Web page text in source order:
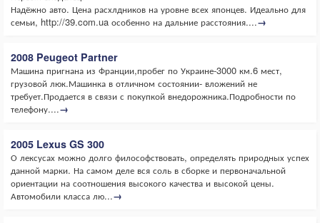
Надёжно авто. Цена расхлдников на уровне всех японцев. Идеально для
семьи, http://39.com.ua особенно на дальние расстояния....→
2008 Peugeot Partner
Машина пригнана из Франции,пробег по Украине-3000 км.6 мест,
грузовой люк.Машинка в отличном состоянии- вложений не
требует.Продается в связи с покупкой внедорожника.Подробности по
телефону....→
2005 Lexus GS 300
О лексусах можно долго философствовать, определять природных успех
данной марки. На самом деле вся соль в сборке и первоначальной
ориентации на соотношения высокого качества и высокой цены.
Автомобили класса лю...→